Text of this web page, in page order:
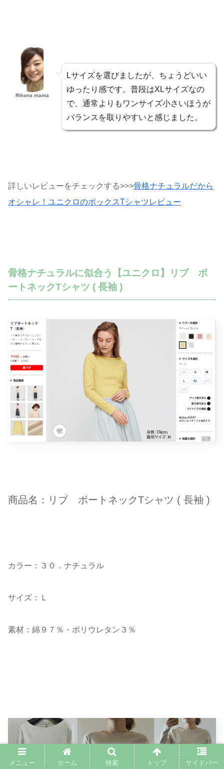
Rikona mama
Lサイズを選びましたが、ちょうどいい
ゆったり感です。普段はXLサイズなの
で、通常よりもワンサイズ小さいほうが
バランスを取りやすいと感じました。
詳しいレビューをチェックする>>>骨格ナチュラルだから
オシャレ！ユニクロのボックスTシャツレビュー
骨格ナチュラルに似合う【ユニクロ】リブ ボ
ートネックTシャツ ( 長袖 )
商品名：リブ ボートネックTシャツ ( 長袖 )
カラー：３０．ナチュラル
サイズ：Ｌ
素材：綿９７％・ポリウレタン３％
メニュー ホーム 検索 トップ サイドバー